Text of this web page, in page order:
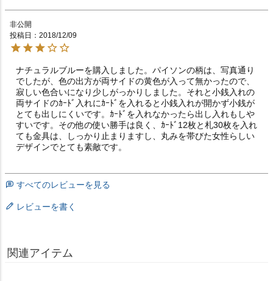
非公開
投稿日
2018/12/09
ナチュラルブルーを購入しました。パイソンの柄は、写真通り
でしたが、色の出方が両サイドの黄色が入って無かったので、
寂しい色合いになり少しがっかりしました。それと小銭入れの
両サイドのｶｰﾄﾞ入れにｶｰﾄﾞを入れると小銭入れが開かず小銭が
とても出しにくいです。ｶｰﾄﾞを入れなかったら出し入れもしや
すいです。その他の使い勝手は良く、ｶｰﾄﾞ12枚と札30枚を入れ
ても金具は、しっかり止まりますし、丸みを帯びた女性らしい
デザインでとても素敵です。
すべてのレビューを見る
レビューを書く
関連アイテム